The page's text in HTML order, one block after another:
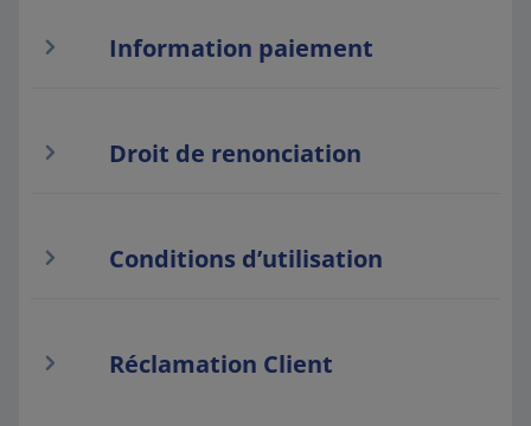
Information paiement
Droit de renonciation
Conditions d’utilisation
Réclamation Client